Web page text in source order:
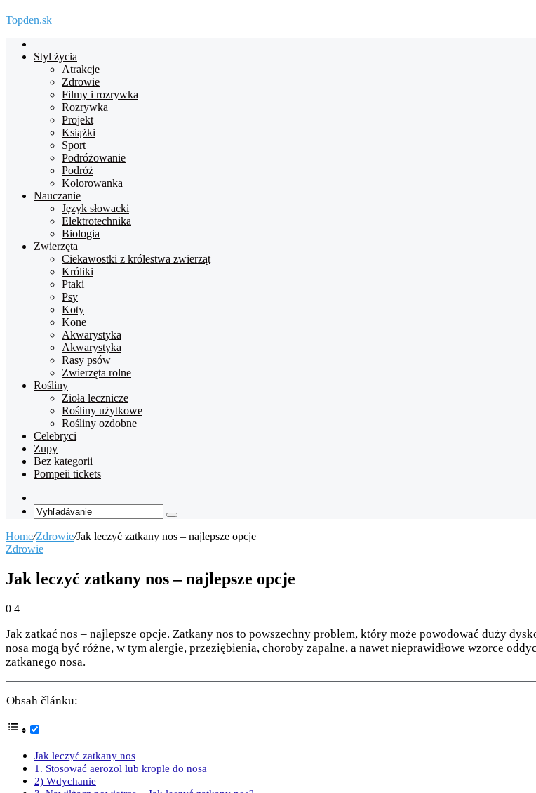
Topden.sk
główna
Styl życia
Atrakcje
Zdrowie
Filmy i rozrywka
Rozrywka
Projekt
Książki
Sport
Podróżowanie
Podróż
Kolorowanka
Nauczanie
Język słowacki
Elektrotechnika
Biologia
Zwierzęta
Ciekawostki z królestwa zwierząt
Króliki
Ptaki
Psy
Koty
Kone
Akwarystyka
Akwarystyka
Rasy psów
Zwierzęta rolne
Rośliny
Zioła lecznicze
Rośliny użytkowe
Rośliny ozdobne
Celebryci
Zupy
Bez kategorii
Pompeii tickets
Article
Vyhľadávanie
Home/Zdrowie/Jak leczyć zatkany nos – najlepsze opcje
Zdrowie
Jak leczyć zatkany nos – najlepsze opcje
0 4
Jak zatkać nos – najlepsze opcje. Zatkany nos to powszechny problem, który może powodować duży
nosa mogą być różne, w tym alergie, przeziębienia, choroby zapalne, a nawet nieprawidłowe wzorce
zatkanego nosa.
Obsah článku:
Jak leczyć zatkany nos
1. Stosować aerozol lub krople do nosa
2) Wdychanie